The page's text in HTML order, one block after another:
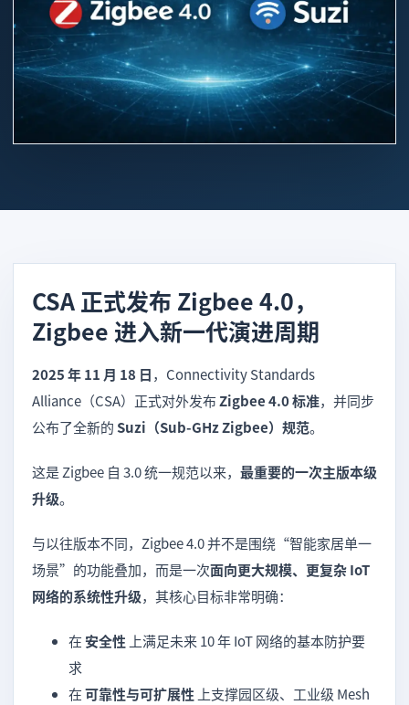
CSA 正式发布 Zigbee 4.0，
Zigbee 进入新一代演进周期
2025 年 11 月 18 日，Connectivity Standards
Alliance（CSA）正式对外发布Zigbee 4.0 标准，并同步
公布了全新的Suzi（Sub-GHz Zigbee）规范。
这是 Zigbee 自 3.0 统一规范以来， 最重要的一次主版本级
升级。
与以往版本不同，Zigbee 4.0 并不是围绕“智能家居单一
场景”的功能叠加，而是一次面向更大规模、更复杂 IoT
网络的系统性升级，其核心目标非常明确：
在安全性 上满足未来 10 年 IoT 网络的基本防护要
求
在可靠性与可扩展性 上支撑园区级、工业级 Mesh